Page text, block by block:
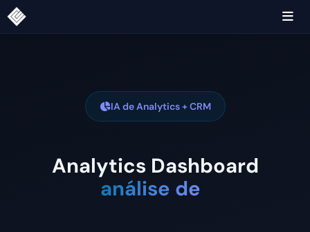
IA de Analytics + CRM
Analytics Dashboard
análise de funil